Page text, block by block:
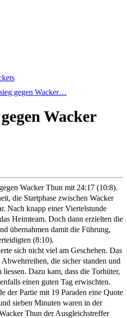
gegen Wacker…
Wacker
Wacker Thun mit 24:17 (10:8).
die Startphase zwischen Wacker
Nach knapp einer Viertelstunde
Heimteam. Doch dann erzielten die
übernahmen damit die Führung,
(8:10).
sich nicht viel am Geschehen. Das
die sicher standen und
Dazu kam, dass die Torhüter,
einen guten Tag erwischten.
der Partie mit 19 Paraden eine Quote
sieben Minuten waren in der
Thun der Ausgleichstreffer